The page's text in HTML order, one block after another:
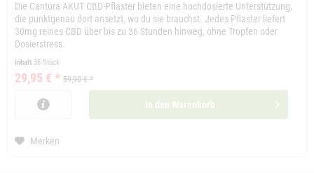
Die Cantura AKUT CBD-Pflaster bieten eine hochdosierte Unterstützung,
die punktgenau dort ansetzt, wo du sie brauchst. Jedes Pflaster liefert
30mg reines CBD über bis zu 36 Stunden hinweg, ohne Tropfen oder
Dosierstress.
Inhalt 36 Stück
29,95 € * 59,90 € *
In den Warenkorb
Merken